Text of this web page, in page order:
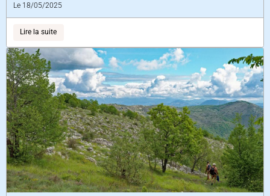
Le 18/05/2025
Lire la suite